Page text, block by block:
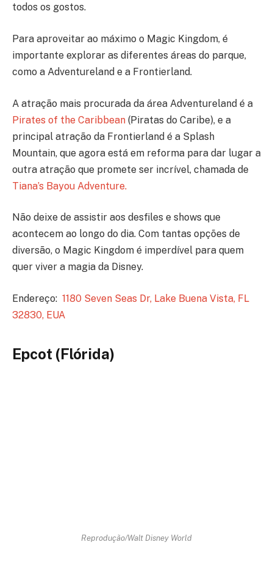
todos os gostos.
Para aproveitar ao máximo o Magic Kingdom, é
importante explorar as diferentes áreas do parque,
como a Adventureland e a Frontierland.
A atração mais procurada da área Adventureland é a
Pirates of the Caribbean (Piratas do Caribe), e a
principal atração da Frontierland é a Splash
Mountain, que agora está em reforma para dar lugar a
outra atração que promete ser incrível, chamada de
Tiana’s Bayou Adventure.
Não deixe de assistir aos desfiles e shows que
acontecem ao longo do dia. Com tantas opções de
diversão, o Magic Kingdom é imperdível para quem
quer viver a magia da Disney.
Endereço: 1180 Seven Seas Dr, Lake Buena Vista, FL
32830, EUA
Epcot (Flórida)
Reprodução/Walt Disney World